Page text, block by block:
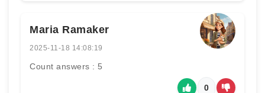
Maria Ramaker
2025-11-18 14:08:19
Count answers : 5
0